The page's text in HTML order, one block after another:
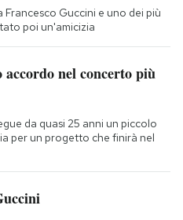
Guccini e uno dei più
poi un'amicizia
nel concerto più
da quasi 25 anni un piccolo
per un progetto che finirà nel